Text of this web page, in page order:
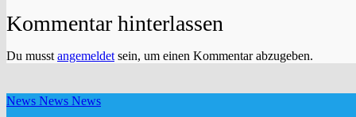
Kommentar hinterlassen
Du musstangemeldetsein, um einen Kommentar abzugeben.
News News News